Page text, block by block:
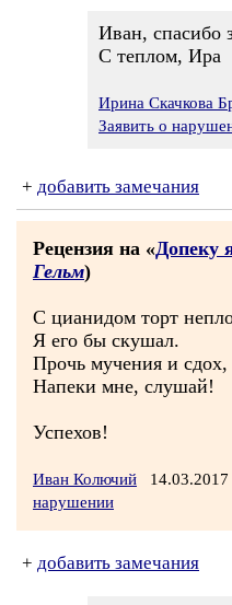
Иван, спасибо
С теплом, Ира
Ирина Скачкова
Заявить о
+ добавить замечания
Рецензия на «Допеку
Гельм)
С цианидом торт
Я его бы скушал.
Прочь мучения и сдох,
Напеки мне, слушай!
Успехов!
Иван Колючий
нарушении
+ добавить замечания